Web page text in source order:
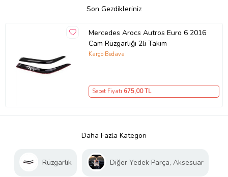
Son Gezdikleriniz
Mercedes Arocs Autros Euro 6 2016
Cam Rüzgarlığı 2li Takım
Kargo Bedava
Sepet Fiyatı 675,00 TL
Daha Fazla Kategori
Rüzgarlık Diğer Yedek Parça, Aksesuar